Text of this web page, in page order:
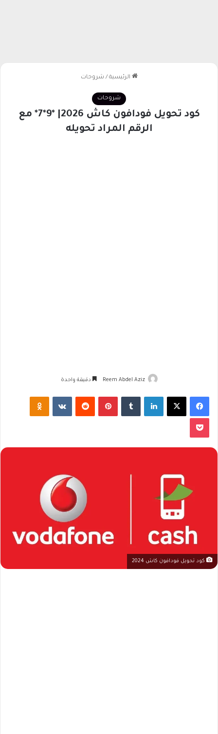
الرئيسية / شروحات
شروحات
كود تحويل فودافون كاش 2026| *9*7* مع
الرقم المراد تحويله
Reem Abdel Aziz دقيقة واحدة
فيسبوك لينكدإن بينتيريست
كود تحويل فودافون كاش 2024